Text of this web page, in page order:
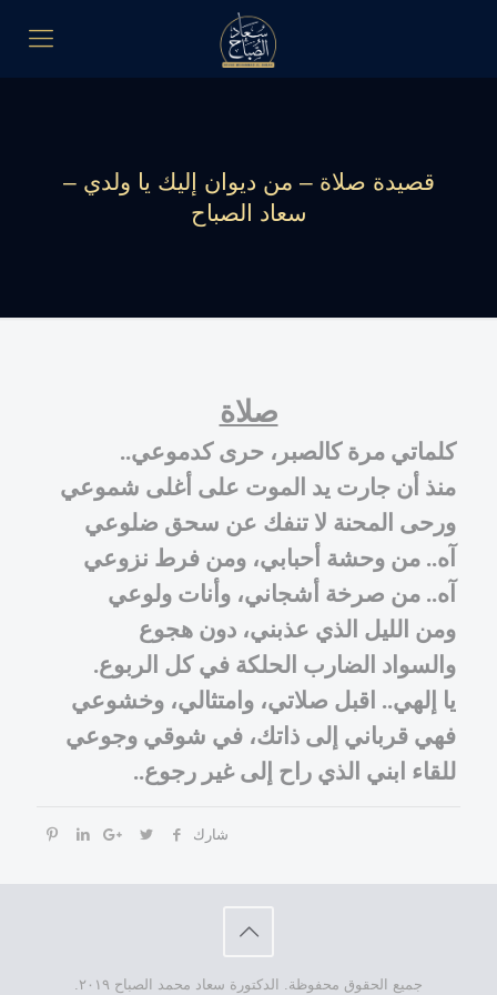
قصيدة صلاة – من ديوان إليك يا ولدي –
سعاد الصباح
صلاة
كلماتي مرة كالصبر، حرى كدموعي..
منذ أن جارت يد الموت على أغلى شموعي
ورحى المحنة لا تنفك عن سحق ضلوعي
آه.. من وحشة أحبابي، ومن فرط نزوعي
آه.. من صرخة أشجاني، وأنات ولوعي
ومن الليل الذي عذبني، دون هجوع
والسواد الضارب الحلكة في كل الربوع.
يا إلهي.. اقبل صلاتي، وامتثالي، وخشوعي
فهي قرباني إلى ذاتك، في شوقي وجوعي
للقاء ابني الذي راح إلى غير رجوع..
شارك
جميع الحقوق محفوظة. الدكتورة سعاد محمد الصباح ٢٠١٩.